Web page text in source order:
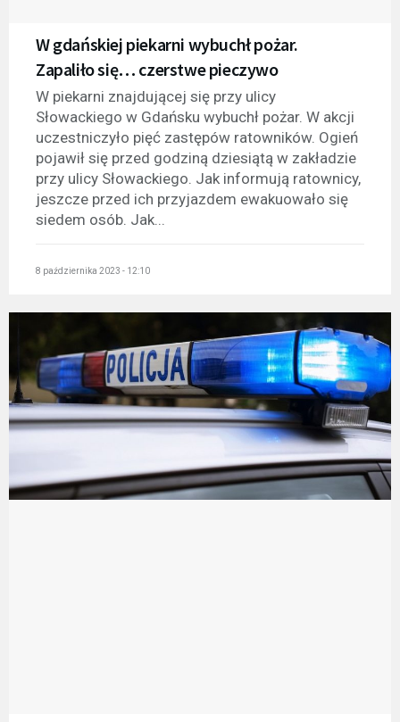
W gdańskiej piekarni wybuchł pożar.
Zapaliło się… czerstwe pieczywo
W piekarni znajdującej się przy ulicy
Słowackiego w Gdańsku wybuchł pożar. W akcji
uczestniczyło pięć zastępów ratowników. Ogień
pojawił się przed godziną dziesiątą w zakładzie
przy ulicy Słowackiego. Jak informują ratownicy,
jeszcze przed ich przyjazdem ewakuowało się
siedem osób. Jak...
8 października 2023 - 12:10